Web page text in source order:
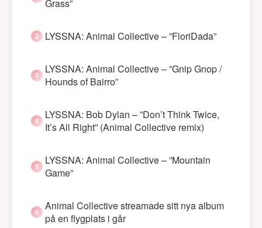
Grass”
LYSSNA: Animal Collective – ”FloriDada”
LYSSNA: Animal Collective – ”Gnip Gnop /
Hounds of Bairro”
LYSSNA: Bob Dylan – ”Don’t Think Twice,
It’s All Right” (Animal Collective remix)
LYSSNA: Animal Collective – ”Mountain
Game”
Animal Collective streamade sitt nya album
på en flygplats i går